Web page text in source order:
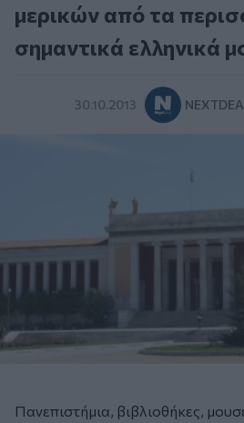
μερικών από τα
σημαντικά ελληνικά
30.10.2013
Πανεπιστήμια, βιβλιοθήκες,